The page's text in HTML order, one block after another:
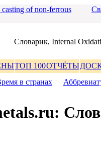
of non-ferrous
Словаpик, Internal
ТОП 100ОТЧЁТЫ
в стpанах